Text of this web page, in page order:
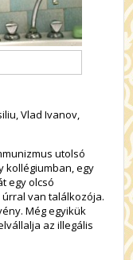
Vlad Ivanov,
utolsó
kollégiumban, egy
egy olcsó
van találkozója.
Még egyikük
az illegális